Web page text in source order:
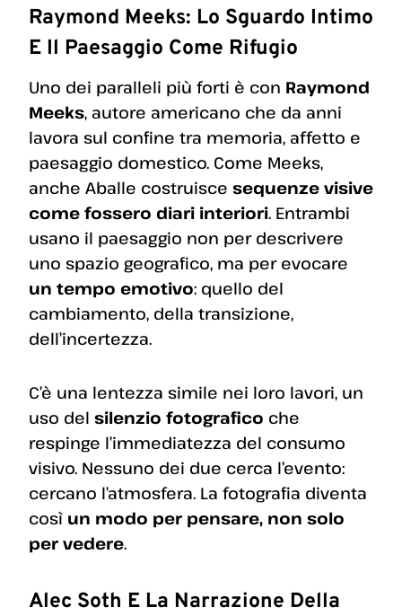
Raymond Meeks: Lo Sguardo Intimo
E Il Paesaggio Come Rifugio
Uno dei paralleli più forti è con Raymond
Meeks, autore americano che da anni
lavora sul confine tra memoria, affetto e
paesaggio domestico. Come Meeks,
anche Aballe costruisce sequenze visive
come fossero diari interiori. Entrambi
usano il paesaggio non per descrivere
uno spazio geografico, ma per evocare
un tempo emotivo: quello del
cambiamento, della transizione,
dell’incertezza.
C’è una lentezza simile nei loro lavori, un
uso del silenzio fotografico che
respinge l’immediatezza del consumo
visivo. Nessuno dei due cerca l’evento:
cercano l’atmosfera. La fotografia diventa
così un modo per pensare, non solo
per vedere.
Alec Soth E La Narrazione Della